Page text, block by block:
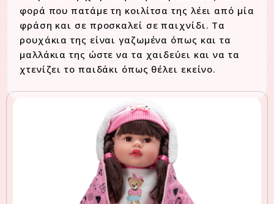
φορά που πατάμε τη κοιλίτσα της λέει από μία
φράση και σε προσκαλεί σε παιχνίδι. Τα
ρουχάκια της είναι γαζωμένα όπως και τα
μαλλάκια της ώστε να τα χαιδεύει και να τα
χτενίζει το παιδάκι όπως θέλει εκείνο.
Σχετικά προϊόντα